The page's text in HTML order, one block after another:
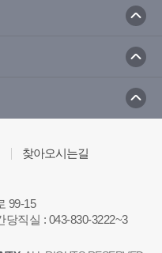
찾아오시는길
99-15
당직실 : 043-830-3222~3